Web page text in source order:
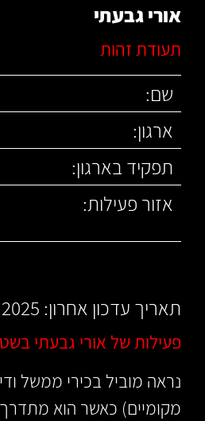
אורי גבעתי
תעודת זהות
שם:
ארגון:
תפקיד בארגון:
אזור פעילות:
תאריך עדכון אחרון: 28.1.2025
פעילות של אורי גבעתי
נראה מוביל בכירי ממשל
מקומיים) כאשר הוא מתדרך